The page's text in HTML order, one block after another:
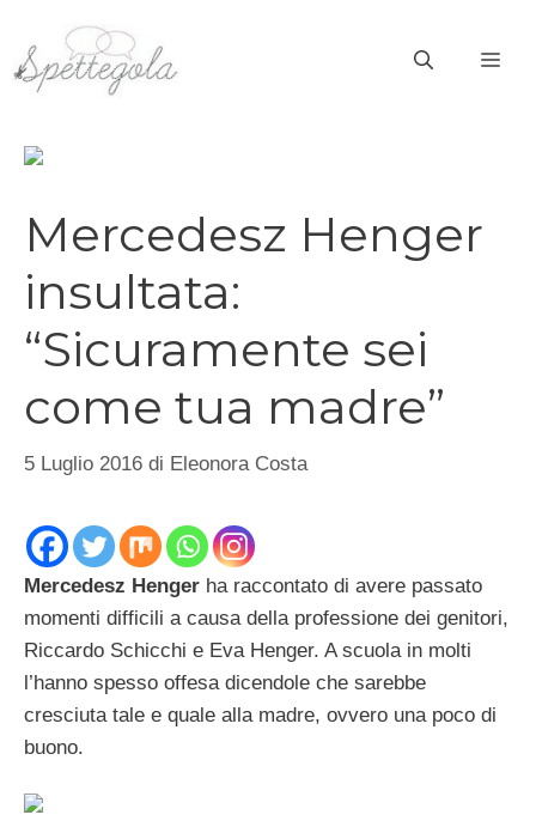
contenuto
Mercedesz Henger
insultata:
“Sicuramente sei
come tua madre”
5 Luglio 2016 di Eleonora Costa
Mercedesz Henger ha raccontato di avere passato
momenti difficili a causa della professione dei genitori,
Riccardo Schicchi e Eva Henger. A scuola in molti
l’hanno spesso offesa dicendole che sarebbe
cresciuta tale e quale alla madre, ovvero una poco di
buono.